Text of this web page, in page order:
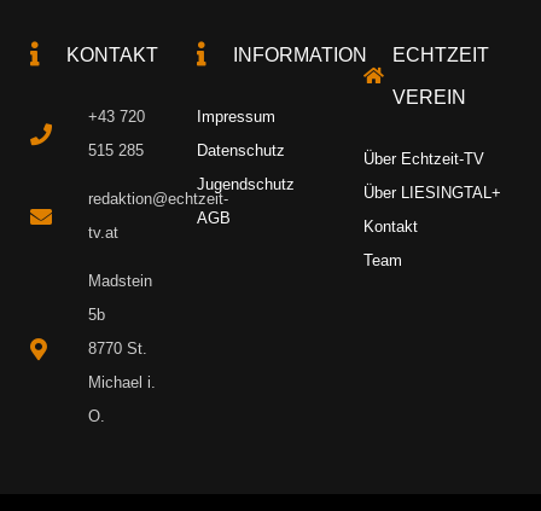
KONTAKT
+43 720
515 285
redaktion@echtzeit-
tv.at
Madstein
5b
8770 St.
Michael i.
O.
INFORMATION
Impressum
Datenschutz
Jugendschutz
AGB
ECHTZEIT
VEREIN
Über Echtzeit-TV
Über LIESINGTAL+
Kontakt
Team